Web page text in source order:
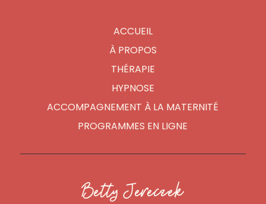
ACCUEIL
À PROPOS
THÉRAPIE
HYPNOSE
ACCOMPAGNEMENT À LA MATERNITÉ
PROGRAMMES EN LIGNE
Betty Jereczek